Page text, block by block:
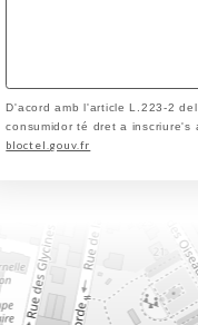
D'acord amb l'article L.223-2
consumidor té dret a inscriure's
bloctel.gouv.fr